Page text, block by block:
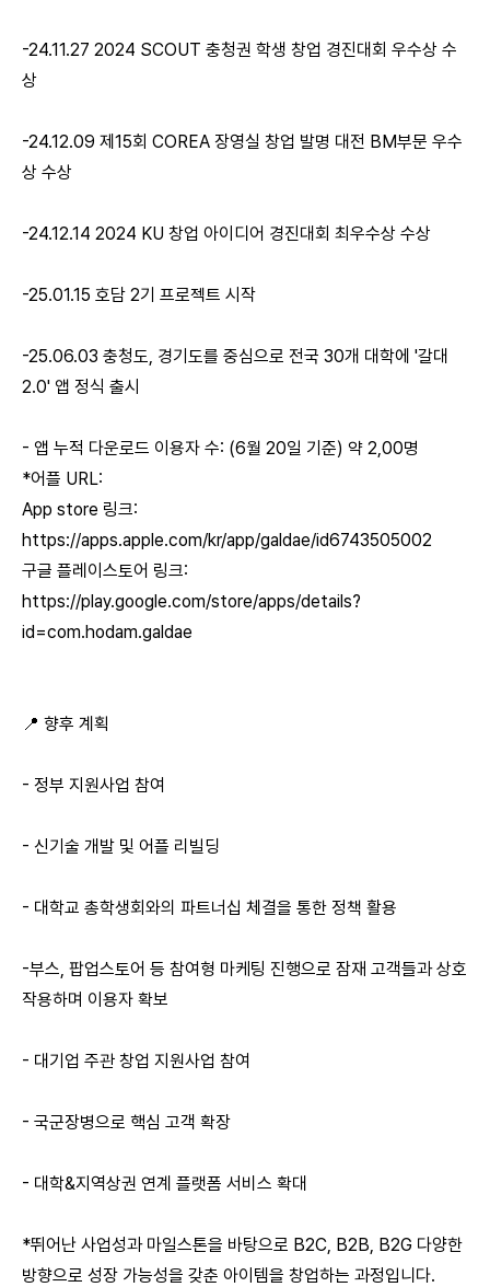
-24.11.27 2024 SCOUT 충청권 학생 창업 경진대회 우수상 수
상
-24.12.09 제15회 COREA 장영실 창업 발명 대전 BM부문 우수
상 수상
-24.12.14 2024 KU 창업 아이디어 경진대회 최우수상 수상
-25.01.15 호담 2기 프로젝트 시작
-25.06.03 충청도, 경기도를 중심으로 전국 30개 대학에 '갈대
2.0' 앱 정식 출시
- 앱 누적 다운로드 이용자 수: (6월 20일 기준) 약 2,00명
*어플 URL:
App store 링크:
https://apps.apple.com/kr/app/galdae/id6743505002
구글 플레이스토어 링크:
https://play.google.com/store/apps/details?
id=com.hodam.galdae
📍 향후 계획
- 정부 지원사업 참여
- 신기술 개발 및 어플 리빌딩
- 대학교 총학생회와의 파트너십 체결을 통한 정책 활용
-부스, 팝업스토어 등 참여형 마케팅 진행으로 잠재 고객들과 상호
작용하며 이용자 확보
- 대기업 주관 창업 지원사업 참여
- 국군장병으로 핵심 고객 확장
- 대학&지역상권 연계 플랫폼 서비스 확대
*뛰어난 사업성과 마일스톤을 바탕으로 B2C, B2B, B2G 다양한
방향으로 성장 가능성을 갖춘 아이템을 창업하는 과정입니다.